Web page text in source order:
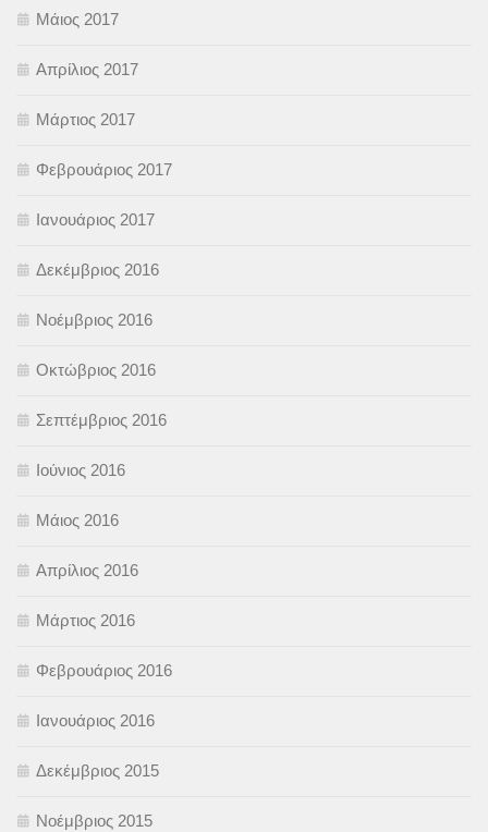
Μάιος 2017
Απρίλιος 2017
Μάρτιος 2017
Φεβρουάριος 2017
Ιανουάριος 2017
Δεκέμβριος 2016
Νοέμβριος 2016
Οκτώβριος 2016
Σεπτέμβριος 2016
Ιούνιος 2016
Μάιος 2016
Απρίλιος 2016
Μάρτιος 2016
Φεβρουάριος 2016
Ιανουάριος 2016
Δεκέμβριος 2015
Νοέμβριος 2015